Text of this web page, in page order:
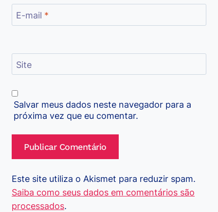
E-mail *
Site
Salvar meus dados neste navegador para a
próxima vez que eu comentar.
Este site utiliza o Akismet para reduzir spam.
Saiba como seus dados em comentários são
processados.